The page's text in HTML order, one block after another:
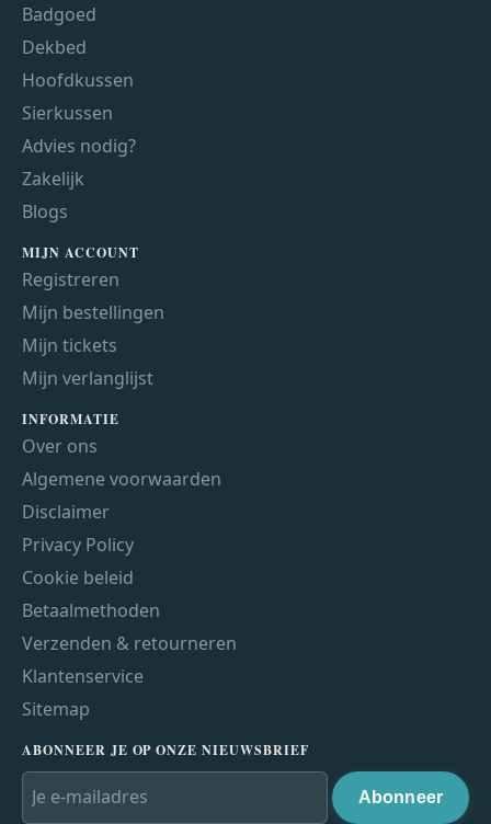
Badgoed
Dekbed
Hoofdkussen
Sierkussen
Advies nodig?
Zakelijk
Blogs
MIJN ACCOUNT
Registreren
Mijn bestellingen
Mijn tickets
Mijn verlanglijst
INFORMATIE
Over ons
Algemene voorwaarden
Disclaimer
Privacy Policy
Cookie beleid
Betaalmethoden
Verzenden & retourneren
Klantenservice
Sitemap
ABONNEER JE OP ONZE NIEUWSBRIEF
Abonneer